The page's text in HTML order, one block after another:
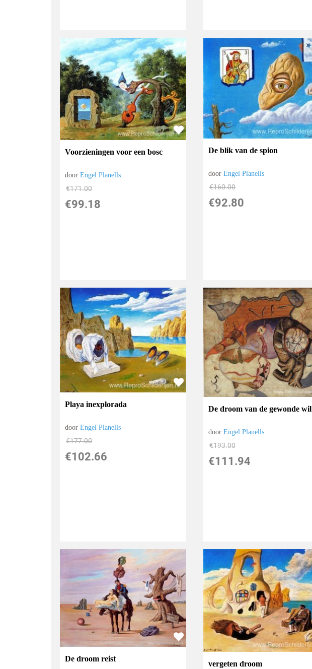
Voorzieningen voor een bosc
doorEngel Planells
€171.00
€99.18
De blik van de spion
doorEngel Planells
€160.00
€92.80
Playa inexplorada
doorEngel Planells
€177.00
€102.66
De droom van de gewonde wil
doorEngel Planells
€193.00
€111.94
De droom reist
vergeten droom